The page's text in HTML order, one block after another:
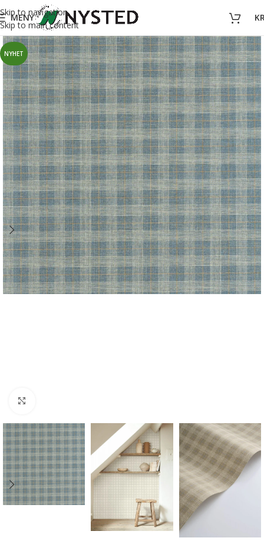
Skip to navigation
Skip to main content
MENY
NYHET